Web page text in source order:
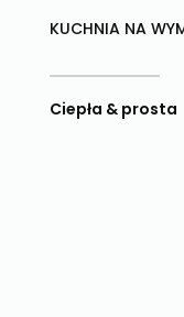
KUCHNIA NA
Ciepła & prosta